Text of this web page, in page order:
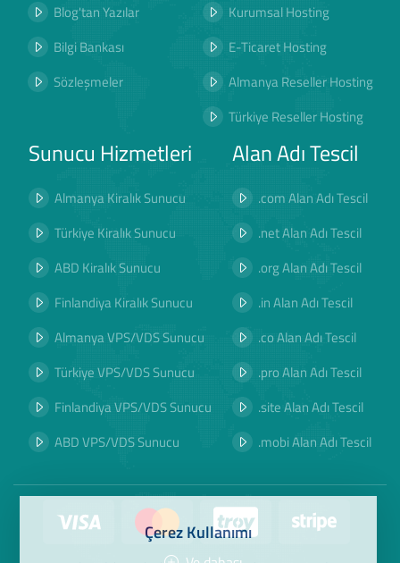
Blog'tan Yazılar
Bilgi Bankası
Sözleşmeler
Kurumsal Hosting
E-Ticaret Hosting
Almanya Reseller Hosting
Türkiye Reseller Hosting
Sunucu Hizmetleri
Almanya Kiralık Sunucu
Türkiye Kiralık Sunucu
ABD Kiralık Sunucu
Finlandiya Kiralık Sunucu
Almanya VPS/VDS Sunucu
Türkiye VPS/VDS Sunucu
Finlandiya VPS/VDS Sunucu
ABD VPS/VDS Sunucu
Alan Adı Tescil
.com Alan Adı Tescil
.net Alan Adı Tescil
.org Alan Adı Tescil
.in Alan Adı Tescil
.co Alan Adı Tescil
.pro Alan Adı Tescil
.site Alan Adı Tescil
.mobi Alan Adı Tescil
Çerez Kullanımı